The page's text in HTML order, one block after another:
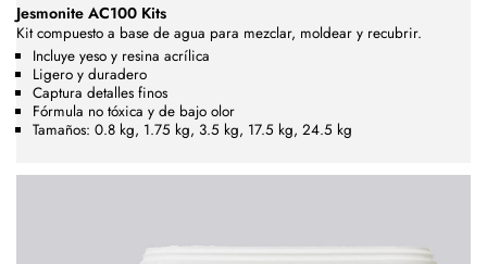
Jesmonite AC100 Kits
Kit compuesto a base de agua para mezclar, moldear y recubrir.
Incluye yeso y resina acrílica
Ligero y duradero
Captura detalles finos
Fórmula no tóxica y de bajo olor
Tamaños: 0.8 kg, 1.75 kg, 3.5 kg, 17.5 kg, 24.5 kg